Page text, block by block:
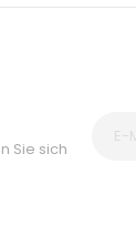
Sie sich